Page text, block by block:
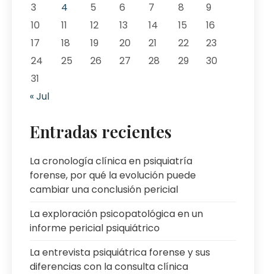
3
4 5 6 7 8
9
10
11 12 13 14 15
16
17
18 19 20 21 22
23
24
25 26 27 28 29
30
31
« Jul
Entradas recientes
La cronología clínica en psiquiatría
forense, por qué la evolución puede
cambiar una conclusión pericial
La exploración psicopatológica en un
informe pericial psiquiátrico
La entrevista psiquiátrica forense y sus
diferencias con la consulta clínica